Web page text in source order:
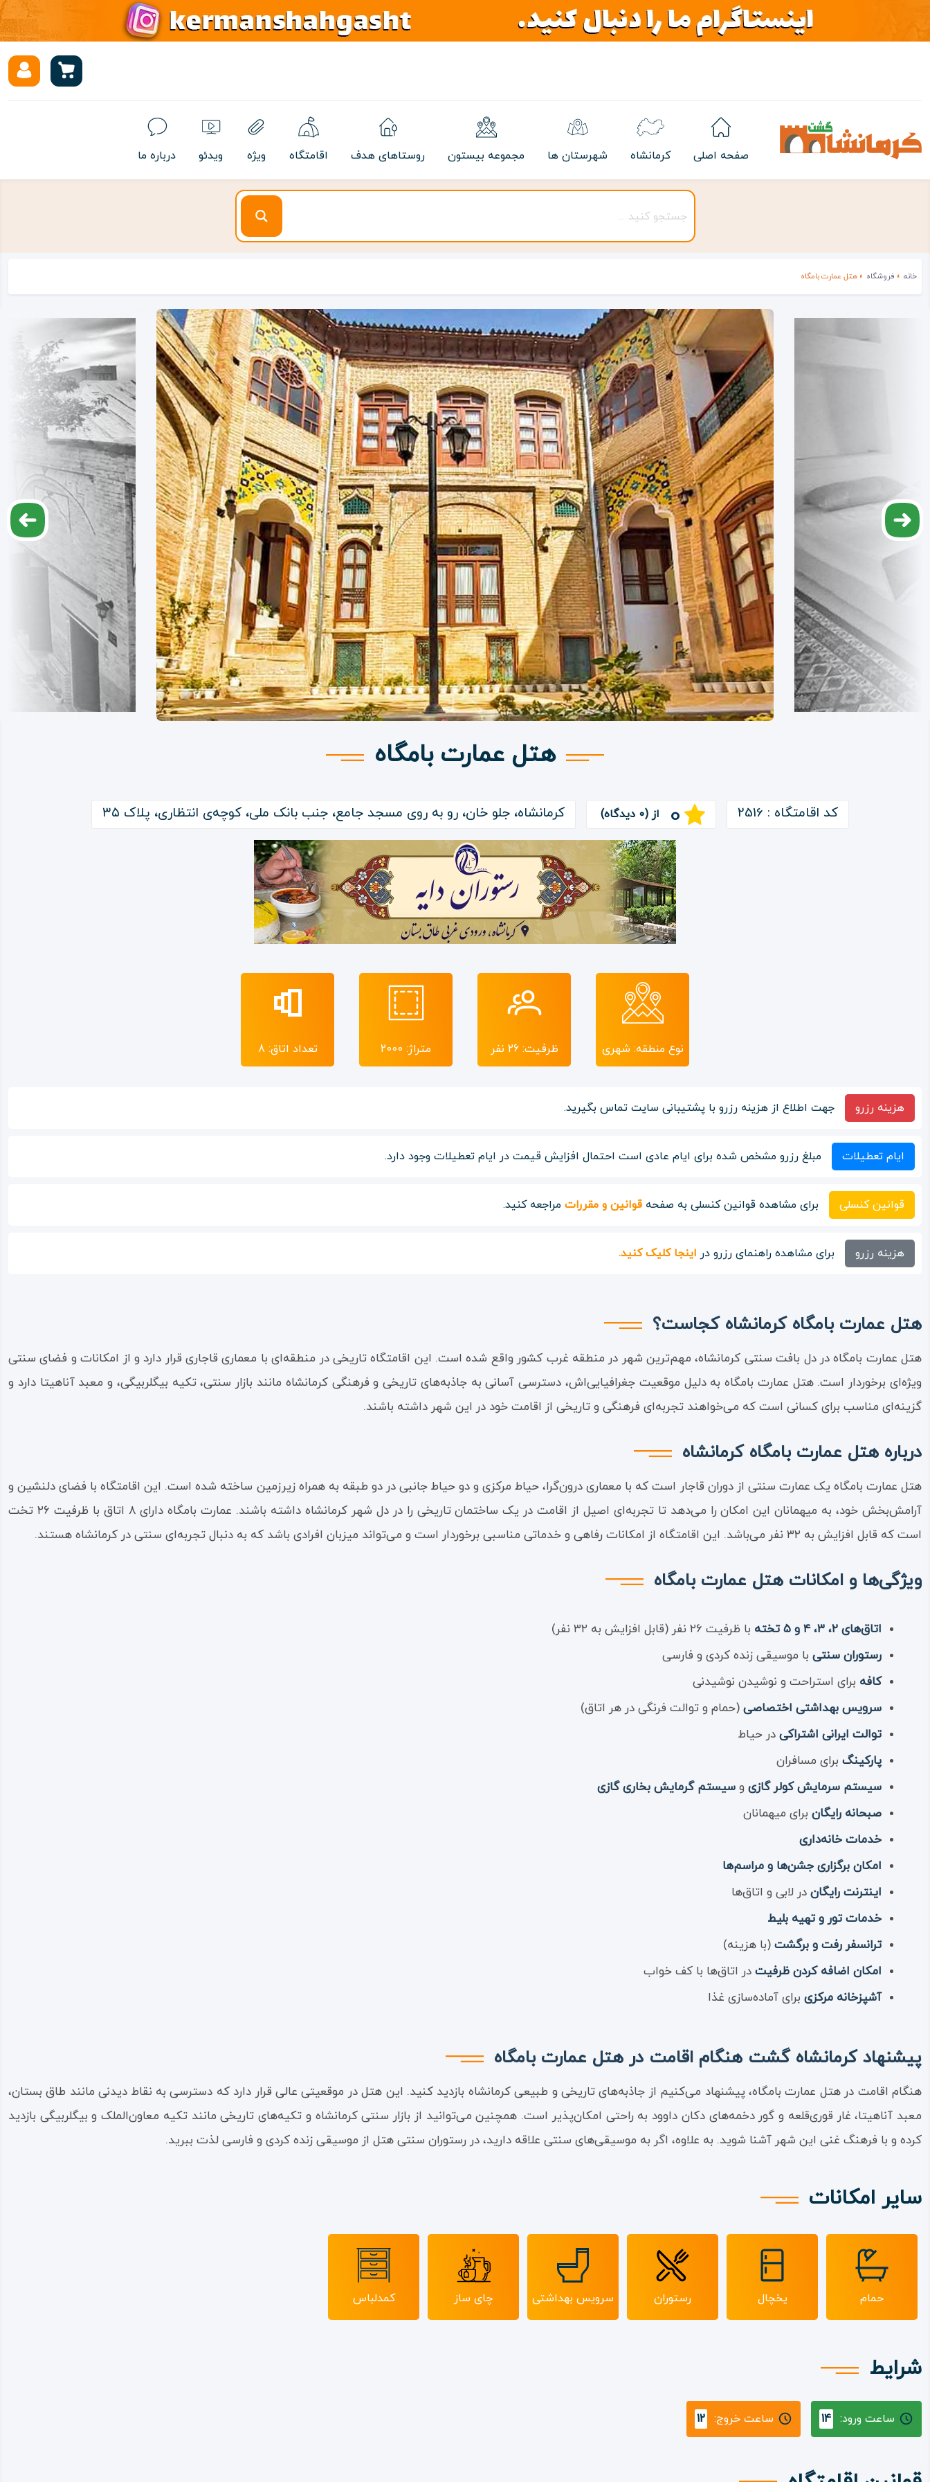
صفحه اصلی کرمانشاه شهرستان ها مجموعه بیستون روستاهای هدف اقامتگاه ویژه ویدئو درباره ما
خانه » فروشگاه » هتل عمارت بامگاه
هتل عمارت بامگاه
کد اقامتگاه : 2516 0 از (0 دیدگاه) کرمانشاه، جلو خان، رو به روی مسجد جامع، جنب بانک ملی، کوچه‌ی انتظاری، پلاک ۳۵
نوع منطقه: شهری ظرفیت: 26 نفر متراژ: 2000 تعداد اتاق: 8
هزینه رزرو جهت اطلاع از هزینه رزرو با پشتیبانی سایت تماس بگیرید.
ایام تعطیلات مبلغ رزرو مشخص شده برای ایام عادی است احتمال افزایش قیمت در ایام تعطیلات وجود دارد.
قوانین کنسلی برای مشاهده قوانین کنسلی به صفحه قوانین و مقررات مراجعه کنید.
هزینه رزرو برای مشاهده راهنمای رزرو در اینجا کلیک کنید.
هتل عمارت بامگاه کرمانشاه کجاست؟
هتل عمارت بامگاه در دل بافت سنتی کرمانشاه، مهم‌ترین شهر در منطقه غرب کشور واقع شده است. این اقامتگاه تاریخی در منطقه‌ای با معماری قاجاری قرار دارد و از امکانات و فضای سنتی
ویژه‌ای برخوردار است. هتل عمارت بامگاه به دلیل موقعیت جغرافیایی‌اش، دسترسی آسانی به جاذبه‌های تاریخی و فرهنگی کرمانشاه مانند بازار سنتی، تکیه بیگلربیگی، و معبد آناهیتا دارد و
گزینه‌ای مناسب برای کسانی است که می‌خواهند تجربه‌ای فرهنگی و تاریخی از اقامت خود در این شهر داشته باشند.
درباره هتل عمارت بامگاه کرمانشاه
هتل عمارت بامگاه یک عمارت سنتی از دوران قاجار است که با معماری درون‌گرا، حیاط مرکزی و دو حیاط جانبی در دو طبقه به همراه زیرزمین ساخته شده است. این اقامتگاه با فضای دلنشین و
آرامش‌بخش خود، به میهمانان این امکان را می‌دهد تا تجربه‌ای اصیل از اقامت در یک ساختمان تاریخی را در دل شهر کرمانشاه داشته باشند. عمارت بامگاه دارای ۸ اتاق با ظرفیت ۲۶ تخت
است که قابل افزایش به ۳۲ نفر می‌باشد. این اقامتگاه از امکانات رفاهی و خدماتی مناسبی برخوردار است و می‌تواند میزبان افرادی باشد که به دنبال تجربه‌ای سنتی در کرمانشاه هستند.
ویژگی‌ها و امکانات هتل عمارت بامگاه
اتاق‌های ۲، ۳، ۴ و ۵ تخته
با ظرفیت ۲۶ نفر (قابل افزایش به ۳۲ نفر)
رستوران سنتی با موسیقی زنده کردی و فارسی
کافه برای استراحت و نوشیدن نوشیدنی
سرویس بهداشتی اختصاصی (حمام و توالت فرنگی در هر اتاق)
توالت ایرانی اشتراکی در حیاط
پارکینگ برای مسافران
سیستم سرمایش کولر گازی و سیستم گرمایش بخاری گازی
صبحانه رایگان برای میهمانان
خدمات خانه‌داری
امکان برگزاری جشن‌ها و مراسم‌ها
اینترنت رایگان در لابی و اتاق‌ها
خدمات تور و تهیه بلیط
ترانسفر رفت و برگشت (با هزینه)
امکان اضافه کردن ظرفیت در اتاق‌ها با کف خواب
آشپزخانه مرکزی برای آماده‌سازی غذا
پیشنهاد کرمانشاه گشت هنگام اقامت در هتل عمارت بامگاه
هنگام اقامت در هتل عمارت بامگاه، پیشنهاد می‌کنیم از جاذبه‌های تاریخی و طبیعی کرمانشاه بازدید کنید. این هتل در موقعیتی عالی قرار دارد که دسترسی به نقاط دیدنی مانند طاق بستان،
معبد آناهیتا، غار قوری‌قلعه و گور دخمه‌های دکان داوود به راحتی امکان‌پذیر است. همچنین می‌توانید از بازار سنتی کرمانشاه و تکیه‌های تاریخی مانند تکیه معاون‌الملک و بیگلربیگی بازدید
کرده و با فرهنگ غنی این شهر آشنا شوید. به علاوه، اگر به موسیقی‌های سنتی علاقه دارید، در رستوران سنتی هتل از موسیقی زنده کردی و فارسی لذت ببرید.
سایر امکانات
حمام یخچال رستوران سرویس بهداشتی چای ساز کمدلباس
شرایط
ساعت ورود: 14 ساعت خروج: 12